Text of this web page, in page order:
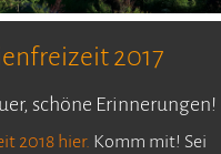
2017
schöne Erinnerungen!
2018 hier. Komm mit! Sei